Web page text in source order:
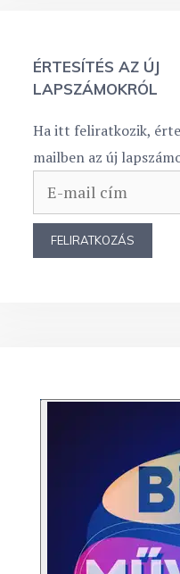
ÉRTESÍTÉS AZ ÚJ
LAPSZÁMOKRÓL
Ha itt feliratkozik,
mailben az új